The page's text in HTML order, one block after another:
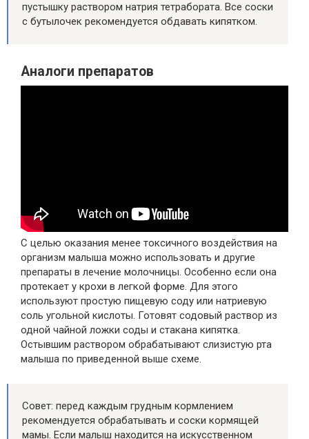
пустышку раствором натрия тетрабората. Все соски
с бутылочек рекомендуется обдавать кипятком.
Аналоги препаратов
С целью оказания менее токсичного воздействия на
организм малыша можно использовать и другие
препараты в лечение молочницы. Особенно если она
протекает у крохи в легкой форме. Для этого
используют простую пищевую соду или натриевую
соль угольной кислоты. Готовят содовый раствор из
одной чайной ложки соды и стакана кипятка.
Остывшим раствором обрабатывают слизистую рта
малыша по приведенной выше схеме.
Совет: перед каждым грудным кормлением
рекомендуется обрабатывать и соски кормящей
мамы. Если малыш находится на искусственном